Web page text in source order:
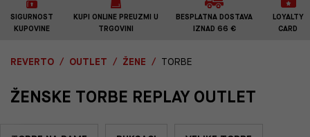
SIGURNOST
KUPOVINE
KUPI ONLINE PREUZMI U
TRGOVINI
BESPLATNA DOSTAVA
IZNAD 66 €
LOYALTY
CARD
REVERTO OUTLET ŽENE TORBE
ŽENSKE TORBE REPLAY OUTLET